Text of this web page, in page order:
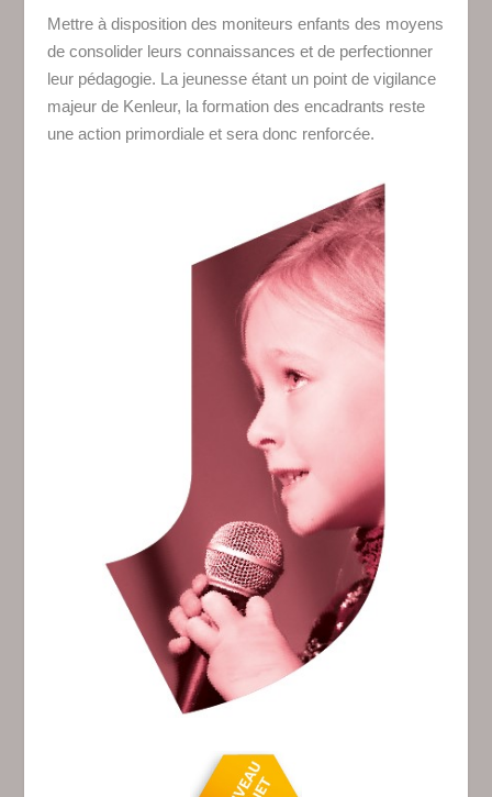
Mettre à disposition des moniteurs enfants des moyens
de consolider leurs connaissances et de perfectionner
leur pédagogie. La jeunesse étant un point de vigilance
majeur de Kenleur, la formation des encadrants reste
une action primordiale et sera donc renforcée.